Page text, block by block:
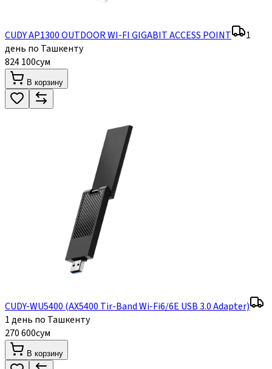
CUDY AP1300 OUTDOOR WI-FI GIGABIT ACCESS POINT
1
день по Ташкенту
824 100сум
В корзину
CUDY-WU5400 (AX5400 Tir-Band Wi-Fi6/6E USB 3.0 Adapter)
1 день по Ташкенту
270 600сум
В корзину